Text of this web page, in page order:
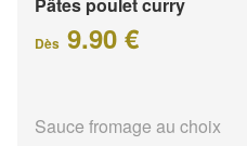
Dès 9.90 €
Sauce fromage au choix